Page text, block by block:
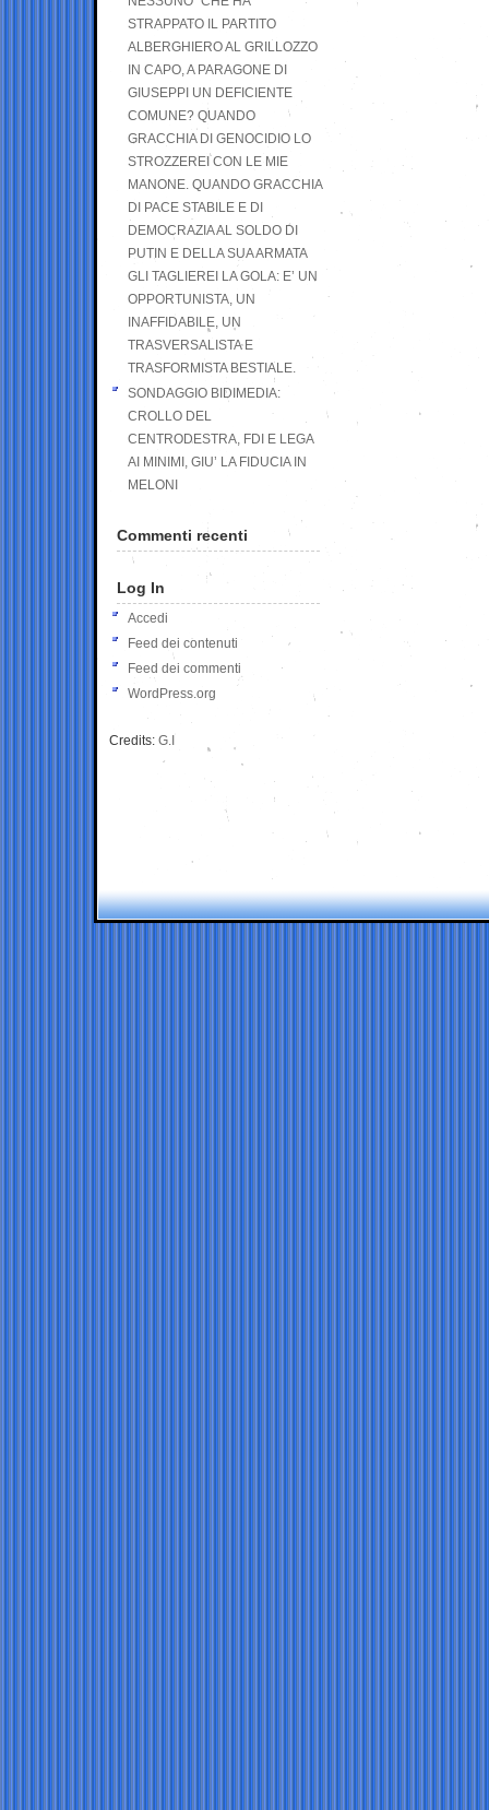
STRAPPATO IL PARTITO
ALBERGHIERO AL GRILLOZZO
IN CAPO, A PARAGONE DI
GIUSEPPI UN DEFICIENTE
COMUNE? QUANDO
GRACCHIA DI GENOCIDIO LO
STROZZEREI CON LE MIE
MANONE. QUANDO GRACCHIA
DI PACE STABILE E DI
DEMOCRAZIA AL SOLDO DI
PUTIN E DELLA SUA ARMATA
GLI TAGLIEREI LA GOLA: E’ UN
OPPORTUNISTA, UN
INAFFIDABILE, UN
TRASVERSALISTA E
TRASFORMISTA BESTIALE.
SONDAGGIO BIDIMEDIA:
CROLLO DEL
CENTRODESTRA, FDI E LEGA
AI MINIMI, GIU’ LA FIDUCIA IN
MELONI
Commenti recenti
Log In
Accedi
Feed dei contenuti
Feed dei commenti
WordPress.org
Credits: G.I